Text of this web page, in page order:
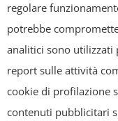
grafica ed il layout)
Sicilia" e tutelati
pubblicarli, riscriverli,
parte. Tutti i documenti
regolare
potrebbe
analitici sono utilizzati
report sulle attività
cookie di profilazione
contenuti pubblicitari